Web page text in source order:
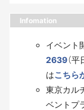
Infomation
イベント
2639（
はこちら
東京カル
ベントプ